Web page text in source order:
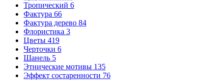
Тропический 6
Фактура 66
Фактура дерево 84
Флористика 3
Цветы 419
Черточки 6
Шанель 5
Этнические мотивы 135
Эффект состаренности 76